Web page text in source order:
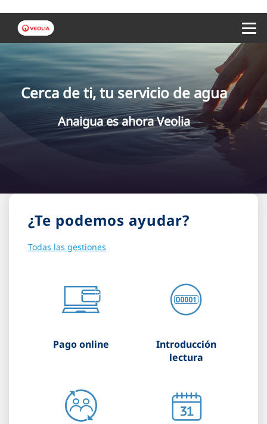
Cerca de ti, tu servicio de agua
Anaigua es ahora Veolia
¿Te podemos ayudar?
Todas las gestiones
Pago online
Introducción
lectura